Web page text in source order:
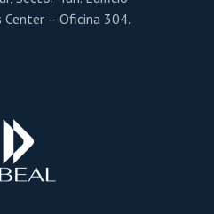
Center – Oficina 304.